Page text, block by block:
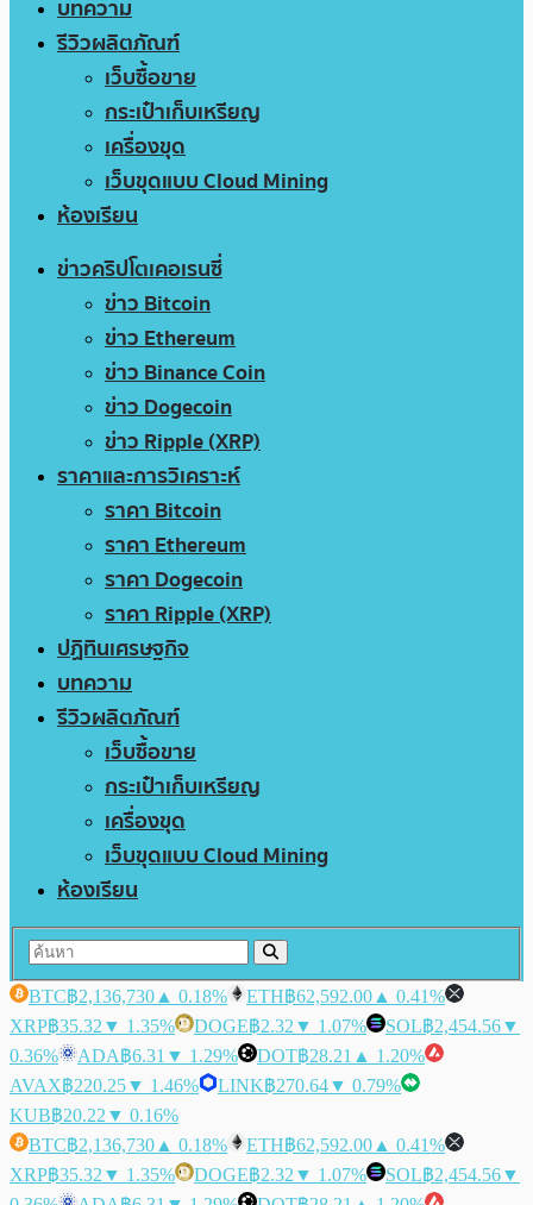
บทความ
รีวิวผลิตภัณฑ์
เว็บซื้อขาย
กระเป๋าเก็บเหรียญ
เครื่องขุด
เว็บขุดแบบ Cloud Mining
ห้องเรียน
ข่าวคริปโตเคอเรนซี่
ข่าว Bitcoin
ข่าว Ethereum
ข่าว Binance Coin
ข่าว Dogecoin
ข่าว Ripple (XRP)
ราคาและการวิเคราะห์
ราคา Bitcoin
ราคา Ethereum
ราคา Dogecoin
ราคา Ripple (XRP)
ปฏิทินเศรษฐกิจ
บทความ
รีวิวผลิตภัณฑ์
เว็บซื้อขาย
กระเป๋าเก็บเหรียญ
เครื่องขุด
เว็บขุดแบบ Cloud Mining
ห้องเรียน
BTC฿2,136,730 ▲ 0.18% ETH฿62,592.00 ▲ 0.41%
XRP฿35.32 ▼ 1.35% DOGE฿2.32 ▼ 1.07% SOL฿2,454.56▼
0.36%
ADA฿6.31 ▼ 1.29% DOT฿28.21 ▲ 1.20%
AVAX฿220.25▼ 1.46% LINK฿270.64▼ 0.79%
KUB฿20.22 ▼ 0.16%
BTC฿2,136,730 ▲ 0.18% ETH฿62,592.00 ▲ 0.41%
XRP฿35.32 ▼ 1.35% DOGE฿2.32 ▼ 1.07% SOL฿2,454.56▼